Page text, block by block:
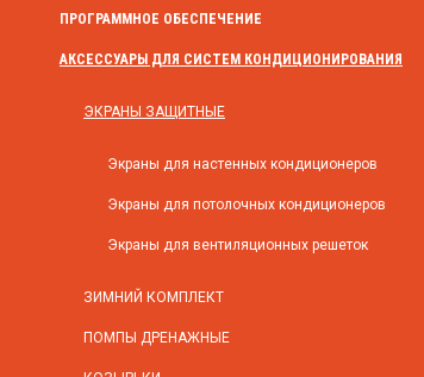
ПРОГРАММНОЕ ОБЕСПЕЧЕНИЕ
АКСЕССУАРЫ ДЛЯ СИСТЕМ КОНДИЦИОНИРОВАНИЯ
ЭКРАНЫ ЗАЩИТНЫЕ
Экраны для настенных кондиционеров
Экраны для потолочных кондиционеров
Экраны для вентиляционных решеток
ЗИМНИЙ КОМПЛЕКТ
ПОМПЫ ДРЕНАЖНЫЕ